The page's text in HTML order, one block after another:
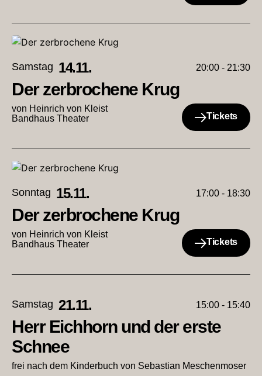
Samstag 14.11. 20:00 - 21:30
Der zerbrochene Krug
von Heinrich von Kleist
Bandhaus Theater
Tickets
Sonntag 15.11. 17:00 - 18:30
Der zerbrochene Krug
von Heinrich von Kleist
Bandhaus Theater
Tickets
Samstag 21.11. 15:00 - 15:40
Herr Eichhorn und der erste
Schnee
frei nach dem Kinderbuch von Sebastian Meschenmoser